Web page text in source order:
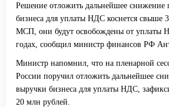
Решение отложить дальнейшее снижение
бизнеса для уплаты НДС коснется свыше
МСП, они будут освобождены от уплаты
годах, сообщил министр финансов РФ
Министр напомнил, что на пленарной
России поручил отложить дальнейшее
выручки бизнеса для уплаты НДС,
20 млн рублей.